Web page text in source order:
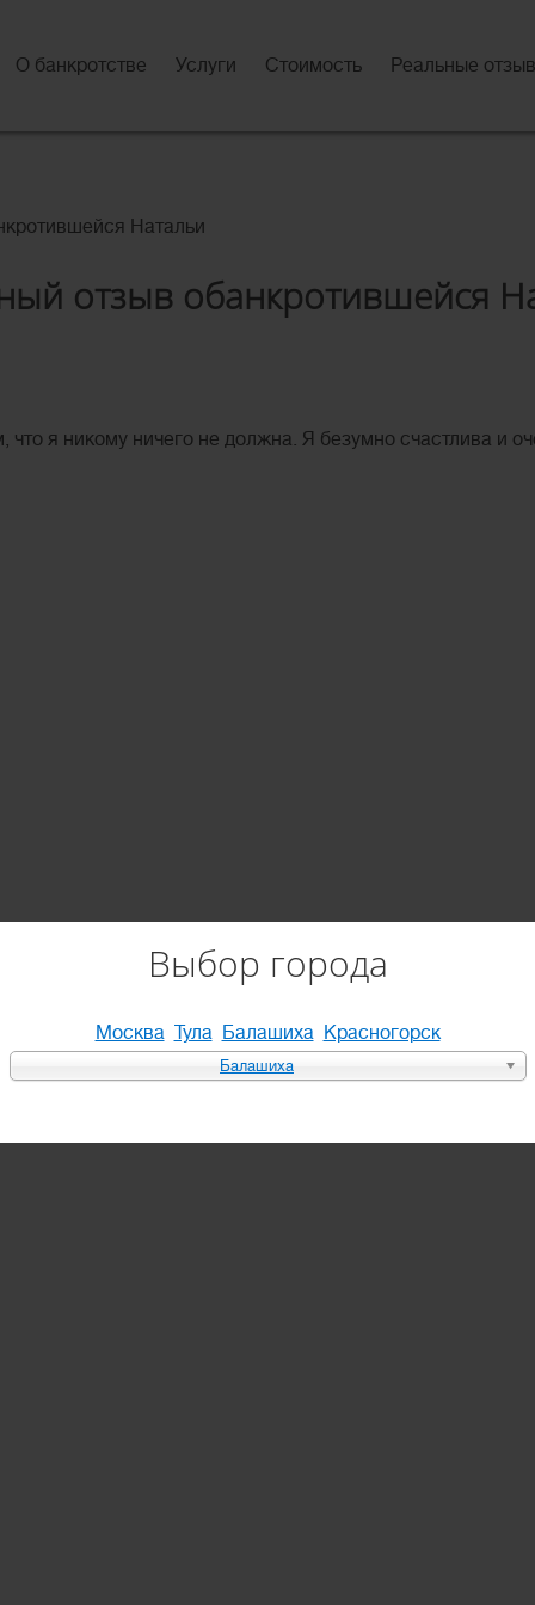
Выбор города
Москва Тула Балашиха Красногорск
Балашиха
О банкротстве Услуги Стоимость Реальные
Натальи
отзыв обанкротившейся
что я никому ничего не должна. Я безумно счастлива и